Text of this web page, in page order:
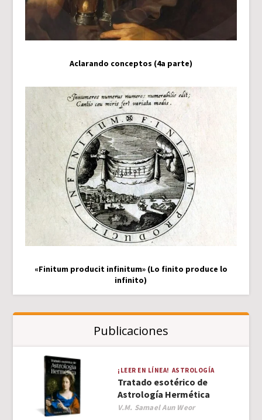
Aclarando conceptos (4a parte)
«Finitum producit infinitum» (Lo finito produce lo
infinito)
Publicaciones
¡LEER EN LÍNEA! ASTROLOGÍA
Tratado esotérico de
Astrología Hermética
Author
V.M. Samael Aun Weor